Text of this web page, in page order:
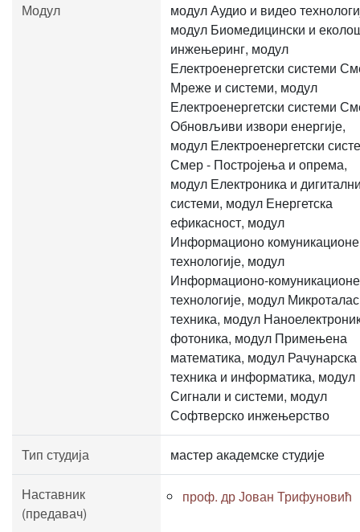
Модул
модул Аудио и видео
модул Биомедицински и
инжењеринг, модул
Електроенергетски системи
Мреже и системи, модул
Електроенергетски системи
Обновљиви извори енергије,
модул Електроенергетски
Смер - Постројења и опрема,
модул Електроника и
системи, модул Енергетска
ефикасност, модул
Информационо комуникационе
технологије, модул
Информационо-комуникационе
технологије, модул
техника, модул
фотоника, модул Примењена
математика, модул Рачунарска
техника и информатика, модул
Сигнали и системи, модул
Софтверско инжењерство
Тип студија мастер академске студије
Наставник
(предавач)
проф. др Јован Трифуновић